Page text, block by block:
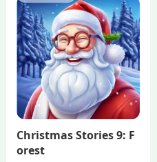
Christmas Stories 9: F
orest